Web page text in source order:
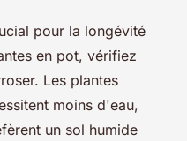
pour la longévité
en pot, vérifiez
Les plantes
moins d'eau,
un sol humide